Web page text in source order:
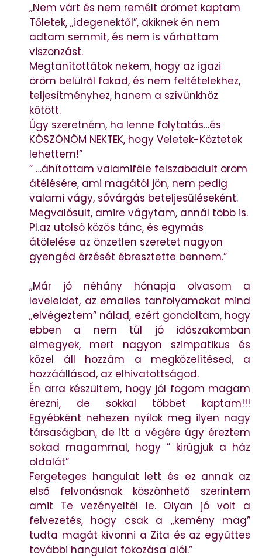
„Nem várt és nem remélt örömet kaptam
Tőletek, „idegenektől”, akiknek én nem
adtam semmit, és nem is várhattam
viszonzást.
Megtanítottátok nekem, hogy az igazi
öröm belülről fakad, és nem feltételekhez,
teljesítményhez, hanem a szívünkhöz
kötött.
Úgy szeretném, ha lenne folytatás…és
KÖSZÖNÖM NEKTEK, hogy Veletek-Köztetek
lehettem!”
” …áhítottam valamiféle felszabadult öröm
átélésére, ami magától jön, nem pedig
valami vágy, sóvárgás beteljesüléseként.
Megvalósult, amire vágytam, annál több is.
Pl.az utolsó közös tánc, és egymás
átölelése az önzetlen szeretet nagyon
gyengéd érzését ébresztette bennem.”
„Már jó néhány hónapja olvasom a
leveleidet, az emailes tanfolyamokat mind
„elvégeztem” nálad, ezért gondoltam, hogy
ebben a nem túl jó időszakomban
elmegyek, mert nagyon szimpatikus és
közel áll hozzám a megközelítésed, a
hozzáállásod, az elhivatottságod.
Én arra készültem, hogy jól fogom magam
érezni, de sokkal többet kaptam!!!
Egyébként nehezen nyílok meg ilyen nagy
társaságban, de itt a végére úgy éreztem
sokad magammal, hogy ” kirúgjuk a ház
oldalát”
Fergeteges hangulat lett és ez annak az
első felvonásnak köszönhető szerintem
amit Te vezényeltél le. Olyan jó volt a
felvezetés, hogy csak a „kemény mag”
tudta magát kivonni a Zita és az együttes
további hangulat fokozása alól.”